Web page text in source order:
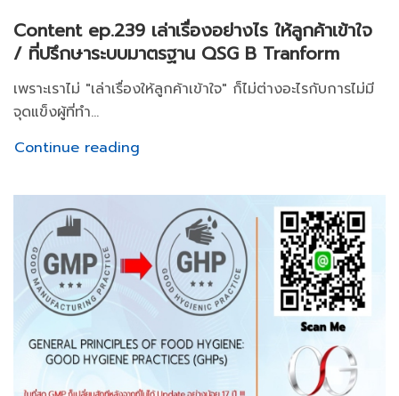
Content ep.239 เล่าเรื่องอย่างไร ให้ลูกค้าเข้าใจ
/ ที่ปรึกษาระบบมาตรฐาน QSG B Tranform
เพราะเราไม่ "เล่าเรื่องให้ลูกค้าเข้าใจ" ก็ไม่ต่างอะไรกับการไม่มี
จุดแข็งผู้ที่ทำ...
Continue reading